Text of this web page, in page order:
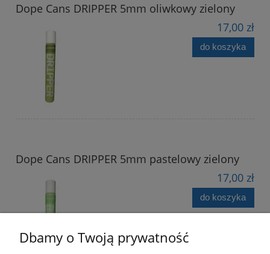
Dope Cans DRIPPER 5mm oliwkowy zielony
17,00 zł
do koszyka
Dope Cans DRIPPER 5mm pastelowy zielony
17,00 zł
do koszyka
Dbamy o Twoją prywatność